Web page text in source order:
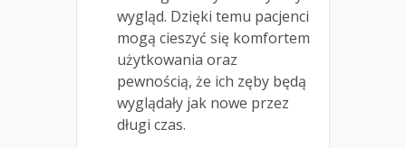
wygląd. Dzięki temu pacjenci
mogą cieszyć się komfortem
użytkowania oraz
pewnością, że ich zęby będą
wyglądały jak nowe przez
długi czas.